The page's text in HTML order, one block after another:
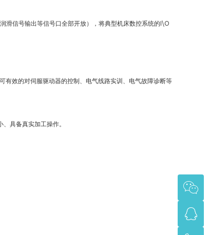
滑信号输出等信号口全部开放），将典型机床数控系统的I\O
有效的对伺服驱动器的控制、电气线路实训、电气故障诊断等
具备真实加工操作。